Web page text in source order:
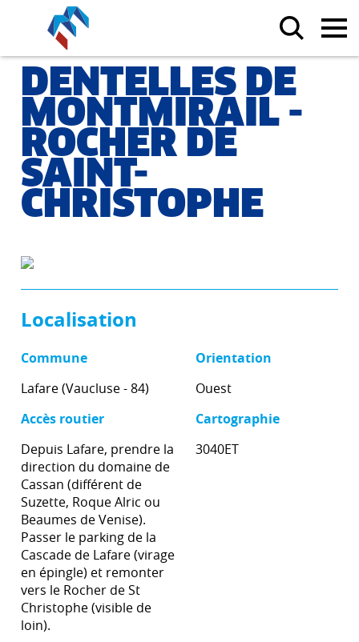
DENTELLES DE
MONTMIRAIL -
ROCHER DE
SAINT-
CHRISTOPHE
Localisation
Commune
Lafare (Vaucluse - 84)
Accès routier
Depuis Lafare, prendre la
direction du domaine de
Cassan (différent de
Suzette, Roque Alric ou
Beaumes de Venise).
Passer le parking de la
Cascade de Lafare (virage
en épingle) et remonter
vers le Rocher de St
Christophe (visible de
loin).
Orientation
Ouest
Cartographie
3040ET